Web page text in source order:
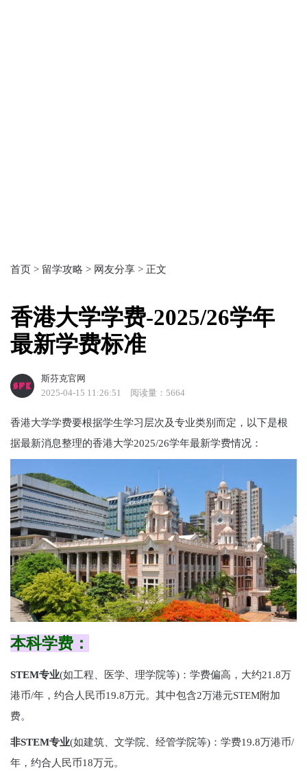
首页 > 留学攻略 > 网友分享 > 正文
香港大学学费-2025/26学年
最新学费标准
斯芬克官网
2025-04-15 11:26:51
阅读量：5664
香港大学学费要根据学生学习层次及专业类别而定，以下是根
据最新消息整理的香港大学2025/26学年最新学费情况：
本科学费：
STEM专业(如工程、医学、理学院等)：学费偏高，大约21.8万
港币/年，约合人民币19.8万元。其中包含2万港元STEM附加
费。
非STEM专业‌(如建筑、文学院、经管学院等)：学费19.8万港币/
年，约合人民币18万元。